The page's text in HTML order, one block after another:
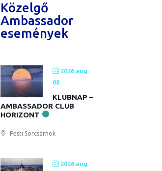
Közelgő
Ambassador
események
2026.aug
08.
KLUBNAP –
AMBASSADOR CLUB
HORIZONT
Pesti Sörcsarnok
2026.aug